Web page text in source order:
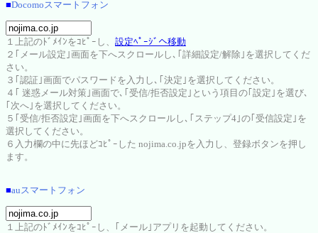
■Docomoスマートフォン
１上記のﾄﾞﾒｲﾝをｺﾋﾟｰし、 設定ﾍﾟｰｼﾞへ移動
２｢メール設定｣画面を下へスクロールし､｢詳細設定/解除｣を選択してくだ
さい。
３｢認証｣画面でパスワードを入力し､｢決定｣を選択してください。
４｢ 迷惑メール対策｣画面で､｢受信/拒否設定｣という項目の｢設定｣を選び､
｢次へ｣を選択してください。
５｢受信/拒否設定｣画面を下へスクロールし､｢ステップ4｣の｢受信設定｣を
選択してください。
６入力欄の中に先ほどｺﾋﾟｰした nojima.co.jpを入力し、登録ボタンを押し
ます。
■auスマートフォン
１上記のﾄﾞﾒｲﾝをｺﾋﾟｰし、｢メール｣アプリを起動してください。